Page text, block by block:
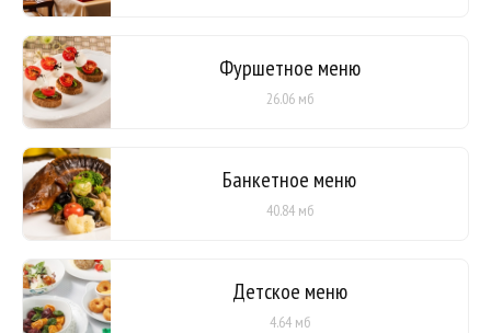
Фуршетное меню
26.06 мб
Банкетное меню
40.84 мб
Детское меню
4.64 мб